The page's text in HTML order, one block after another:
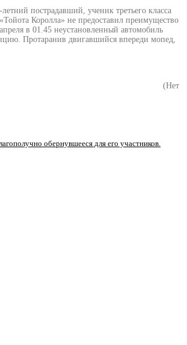
пострадавший, ученик третьего класса
Королла» не предоставил преимущество
в 01.45 неустановленный автомобиль
Протаранив двигавшийся впереди мопед,
обернувшееся для его участников.
(Нет